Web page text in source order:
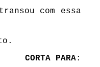
com essa
CORTA PARA: